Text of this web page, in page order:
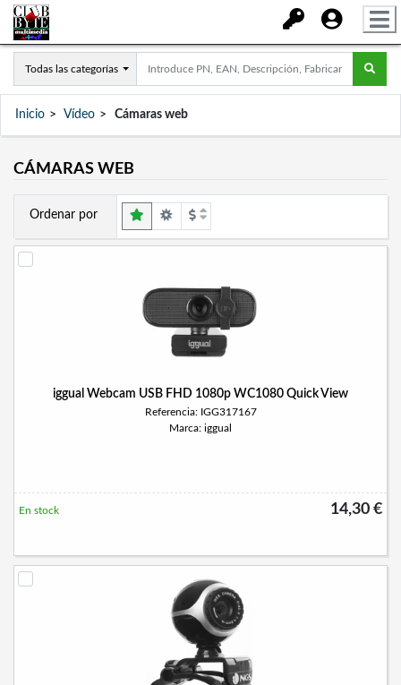
Todas las categorías
Inicio Vídeo Cámaras web
CÁMARAS WEB
Ordenar por
iggual Webcam USB FHD 1080p WC1080 Quick View
Referencia: IGG317167
Marca: iggual
14,30 €
En stock